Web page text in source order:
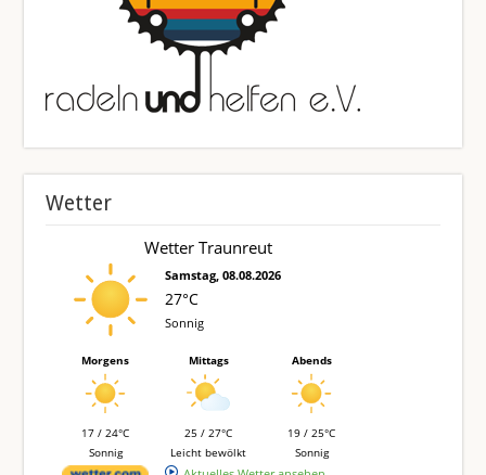
Wetter
Wetter Traunreut
Samstag, 08.08.2026
27°C
Sonnig
Morgens
17 / 24°C
Sonnig
Mittags
25 / 27°C
Leicht bewölkt
Abends
19 / 25°C
Sonnig